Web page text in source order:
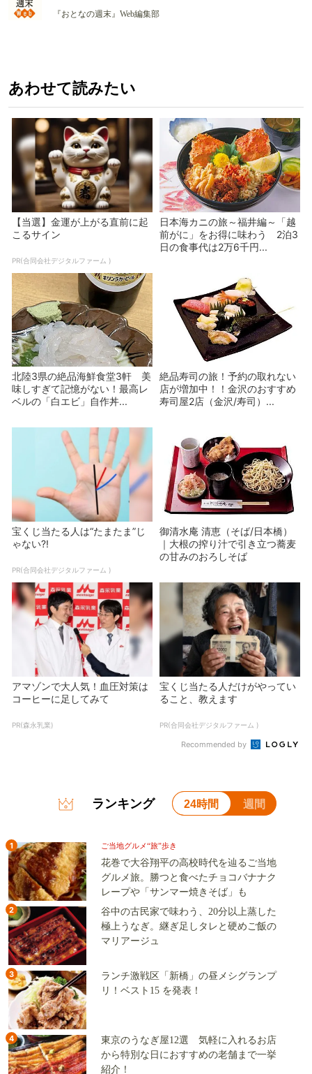
『おとなの週末』Web編集部
あわせて読みたい
【当選】金運が上がる直前に起
こるサイン
PR(合同会社デジタルファーム )
日本海カニの旅～福井編～「越
前がに」をお得に味わう 2泊3
日の食事代は2万6千円...
北陸3県の絶品海鮮食堂3軒 美
味しすぎて記憶がない！最高レ
ベルの「白エビ」自作丼...
絶品寿司の旅！予約の取れない
店が増加中！！金沢のおすすめ
寿司屋2店（金沢/寿司）...
宝くじ当たる人は“たまたま”じ
ゃない?!
PR(合同会社デジタルファーム )
御清水庵 清恵（そば/日本橋）
｜大根の搾り汁で引き立つ蕎麦
の甘みのおろしそば
アマゾンで大人気！血圧対策は
コーヒーに足してみて
PR(森永乳業)
宝くじ当たる人だけがやってい
ること、教えます
PR(合同会社デジタルファーム )
Recommended by
ランキング 24時間 週間
1 ご当地グルメ“旅”歩き
花巻で大谷翔平の高校時代を辿るご当地
グルメ旅。勝つと食べたチョコバナナク
レープや「サンマー焼きそば」も
2
谷中の古民家で味わう、20分以上蒸した
極上うなぎ。継ぎ足しタレと硬めご飯の
マリアージュ
3
ランチ激戦区「新橋」の昼メシグランプ
リ！ベスト15 を発表！
4
東京のうなぎ屋12選 気軽に入れるお店
から特別な日におすすめの老舗まで一挙
紹介！